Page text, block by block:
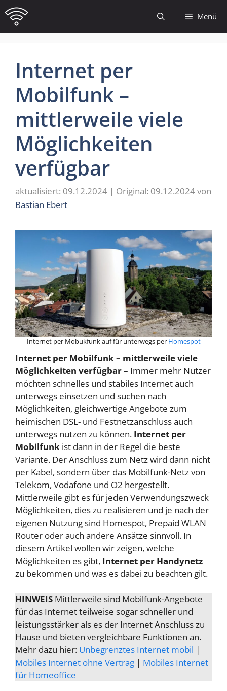
Zum
Inhalt
springen
Menü
Internet per
Mobilfunk –
mittlerweile viele
Möglichkeiten
verfügbar
09.12.2024 09.12.2024von
Bastian Ebert
Internet per Mobukfunk auf für unterwegs per Homespot
Internet per Mobilfunk – mittlerweile viele
Möglichkeiten verfügbar– Immer mehr Nutzer
möchten schnelles und stabiles Internet auch
unterwegs einsetzen und suchen nach
Möglichkeiten, gleichwertige Angebote zum
heimischen DSL- und Festnetzanschluss auch
unterwegs nutzen zu können. Internet per
Mobilfunk ist dann in der Regel die beste
Variante. Der Anschluss zum Netz wird dann nicht
per Kabel, sondern über das Mobilfunk-Netz von
Telekom, Vodafone und O2 hergestellt.
Mittlerweile gibt es für jeden Verwendungszweck
Möglichkeiten, dies zu realisieren und je nach der
eigenen Nutzung sind Homespot, Prepaid WLAN
Router oder auch andere Ansätze sinnvoll. In
diesem Artikel wollen wir zeigen, welche
Möglichkeiten es gibt, Internet per Handynetz
zu bekommen und was es dabei zu beachten gilt.
HINWEIS Mittlerweile sind Mobilfunk-Angebote
für das Internet teilweise sogar schneller und
leistungsstärker als es der Internet Anschluss zu
Hause und bieten vergleichbare Funktionen an.
Mehr dazu hier: Unbegrenztes Internet mobil |
Mobiles Internet ohne Vertrag | Mobiles Internet
für Homeoffice